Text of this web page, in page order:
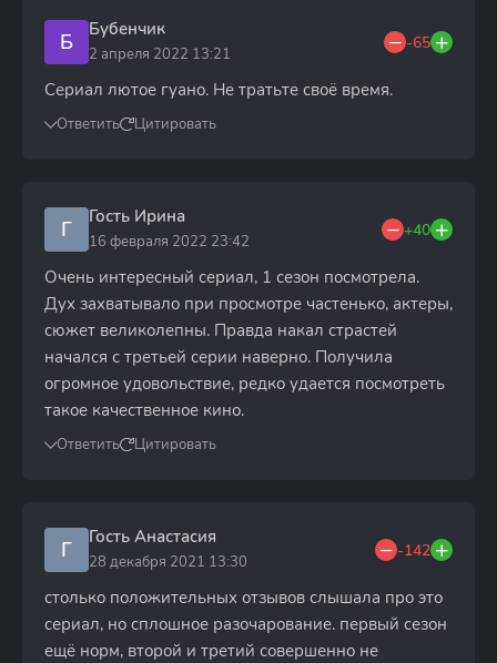
Б Бубенчик
2 апреля 2022 13:21
-65
Сериал лютое гуано. Не тратьте своё время.
Ответить Цитировать
Г Гость Ирина
16 февраля 2022 23:42
+40
Очень интересный сериал, 1 сезон посмотрела.
Дух захватывало при просмотре частенько, актеры,
сюжет великолепны. Правда накал страстей
начался с третьей серии наверно. Получила
огромное удовольствие, редко удается посмотреть
такое качественное кино.
Ответить Цитировать
Г Гость Анастасия
28 декабря 2021 13:30
-142
столько положительных отзывов слышала про это
сериал, но сплошное разочарование. первый сезон
ещё норм, второй и третий совершенно не